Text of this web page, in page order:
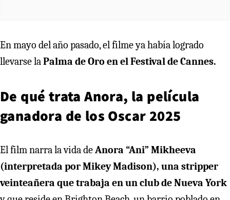
En mayo del año pasado, el filme ya había logrado
llevarse laPalma de Oro en el Festival de Cannes.
De qué trata Anora, la película
ganadora de los Oscar 2025
El film narra la vida deAnora “Ani” Mikheeva
(interpretada por Mikey Madison), una stripper
veinteañera que trabaja en un club de Nueva York